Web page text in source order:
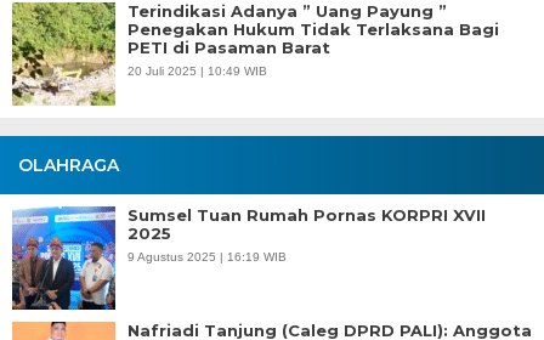
Terindikasi Adanya ” Uang Payung ”
Penegakan Hukum Tidak Terlaksana Bagi
PETI di Pasaman Barat
20 Juli 2025 | 10:49 WIB
OLAHRAGA
Sumsel Tuan Rumah Pornas KORPRI XVII
2025
9 Agustus 2025 | 16:19 WIB
Nafriadi Tanjung (Caleg DPRD PALI): Anggota